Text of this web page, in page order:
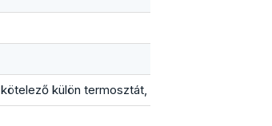
kötelező külön termosztát, hidegburkolat alá